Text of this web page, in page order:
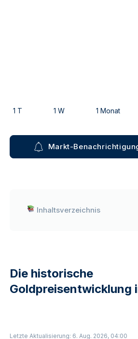
1 T 1 W 1 Monat
Markt-
Inhaltsverzeichnis
Die historische
Goldpreisentwicklung
Letzte Aktualisierung: 6. Aug. 2026, 04:00